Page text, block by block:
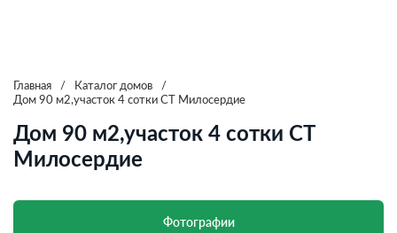
Главная / Каталог домов
/
Дом 90 м2,участок 4 сотки СТ Милосердие
Дом 90 м2,участок 4 сотки СТ
Милосердие
Фотографии